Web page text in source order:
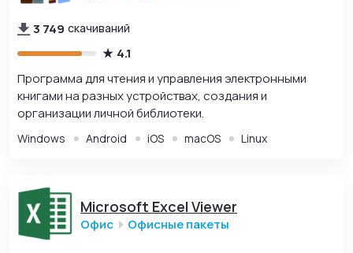
3 749 скачиваний
4.1
Программа для чтения и управления электронными
книгами на разных устройствах, создания и
организации личной библиотеки.
Windows Android iOS macOS Linux
Microsoft Excel Viewer
Офис Офисные пакеты